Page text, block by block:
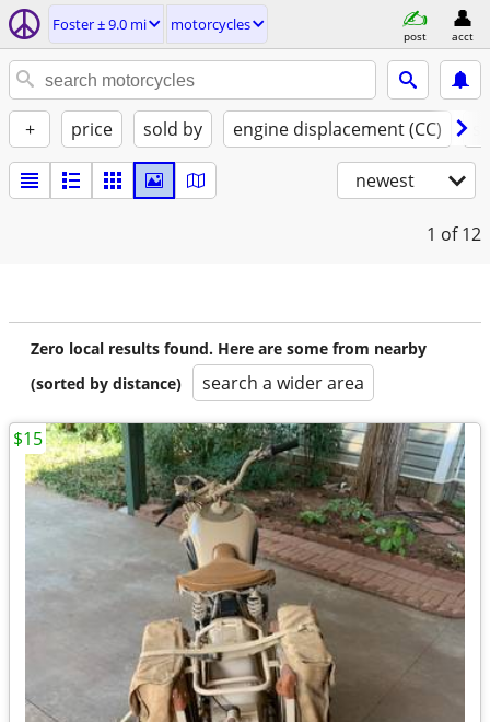
Foster ± 9.0 mi motorcycles
post acct
+ price sold by engine displacement (CC)
newest
1 of 12
Zero local results found. Here are some from nearby
(sorted by distance)
search a wider area
$15